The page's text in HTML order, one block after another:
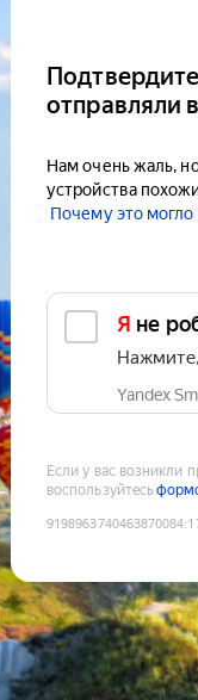
отправляли
Нам очень жаль,
устройства
Почему это могло
Я не
Yandex
Если у вас возникли
воспользуйтесь
9198963740463870084: